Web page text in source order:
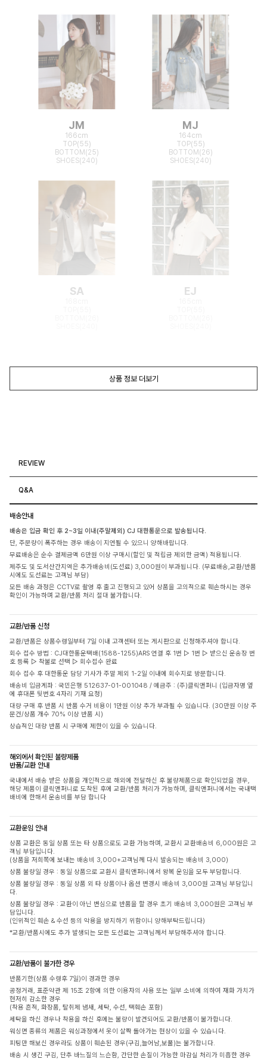
JM
166cm
TOP(55)
BOTTOM(25)
SHOES(240)
MJ
164cm
TOP(55)
BOTTOM(26)
SHOES(240)
SA EJ
상품 정보 더보기
REVIEW
Q&A
배송안내
배송은 입금 확인 후 2~3일 이내(주말제외) CJ 대한통운으로 발송됩니다.
단, 주문량이 폭주하는 경우 배송이 지연될 수 있으니 양해바랍니다.
무료배송은 순수 결제금액 6만원 이상 구매시(할인 및 적립금 제외한 금액) 적용됩니다.
제주도 및 도서산간지역은 추가배송비(도선료) 3,000원이 부과됩니다. (무료배송,교환/반품
시에도 도선료는 고객님 부담)
모든 배송 과정은 CCTV로 촬영 후 출고 진행되고 있어 상품을 고의적으로 훼손하시는 경우
확인이 가능하며 교환/반품 처리 절대 불가합니다.
교환/반품 신청
교환/반품은 상품수령일부터 7일 이내 고객센터 또는 게시판으로 신청해주셔야 합니다.
회수 접수 방법 : CJ대한통운택배(1588-1255)ARS 연결 후 1번 ▷ 1번 ▷ 받으신 운송장 번
호 등록 ▷ 착불로 선택 ▷ 회수접수 완료
회수 접수 후 대한통운 담당 기사가 주말 제외 1-2일 이내에 회수지로 방문합니다.
배송비 입금계좌 : 국민은행 512637-01-001048 / 예금주 : (주)클릭앤퍼니 (입금자명 옆
에 휴대폰 뒷번호 4자리 기재 요청)
대량 구매 후 반품 시 반품 수거 비용이 1만원 이상 추가 부과될 수 있습니다. (30만원 이상 주
문건/상품 개수 70% 이상 반품 시)
상습적인 대량 반품 시 구매에 제한이 있을 수 있습니다.
해외에서 확인된 불량제품
반품/교환 안내
국내에서 배송 받은 상품을 개인적으로 해외에 전달하신 후 불량제품으로 확인되었을 경우,
해당 제품이 클릭앤퍼니로 도착된 후에 교환/반품 처리가 가능하며, 클릭앤퍼니에서는 국내택
배비에 한해서 운송비를 부담 합니다
교환운임 안내
상품 교환은 동일 상품 또는 타 상품으로도 교환 가능하며, 교환시 교환배송비 6,000원은 고
객님 부담입니다.
(상품을 저희쪽에 보내는 배송비 3,000+고객님께 다시 발송되는 배송비 3,000)
상품 불량일 경우 : 동일 상품으로 교환시 클릭앤퍼니에서 왕복 운임을 모두 부담합니다.
상품 불량일 경우 : 동일 상품 외 타 상품이나 옵션 변경시 배송비 3,000원 고객님 부담입니
다.
상품 불량일 경우 : 교환이 아닌 변심으로 반품을 할 경우 초기 배송비 3,000원은 고객님 부
담입니다.
(인위적인 훼손 & 수선 등의 악용을 방지하기 위함이니 양해부탁드립니다)
*교환/반품시에도 추가 발생되는 모든 도선료는 고객님께서 부담해주셔야 합니다.
교환/반품이 불가한 경우
반품기한(상품 수령후 7일)이 경과한 경우
공정거래, 표준약관 제 15조 2항에 의한 이용자의 사용 또는 일부 소비에 의하여 재화 가치가
현저히 감소한 경우
(착용 흔적, 화장품, 탈취제 냄새, 세탁, 수선, 택훼손 포함)
세탁을 하신 경우나 착용을 하신 후에는 불량이 발견되어도 교환/반품이 불가합니다.
워싱면 종류의 제품은 워싱과정에서 옷이 살짝 돌아가는 현상이 있을 수 있습니다.
피팅만 해보신 경우라도 상품이 훼손된 경우(구김,늘어남,보풀)는 불가합니다.
배송 시 생긴 구김, 단추 바느질의 느슨함, 간단한 손질이 가능한 마감실 처리가 미흡한 경우